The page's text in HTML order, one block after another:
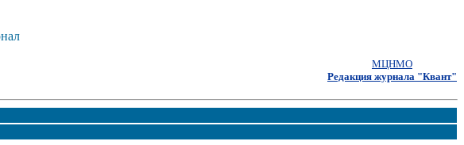
МЦНМО
Редакция журнала "Квант"